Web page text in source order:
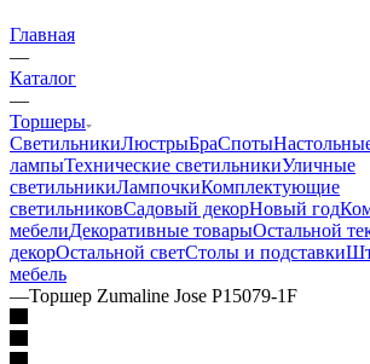
Главная
—
Каталог
—
Торшеры
СветильникиЛюстрыБраСпоты
лампыТехнические светильникиУличные
светильникиЛампочкиКомплектующие
светильниковСадовый декорНовый год
мебелиДекоративные товарыОстальной
декорОстальной светСтолы и подставки
мебель
—Торшер Zumaline Jose P15079-1F